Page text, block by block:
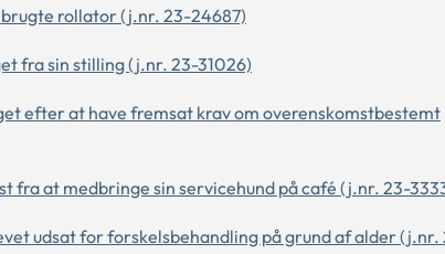
brugte rollator (j.nr. 23-24687)
fra sin stilling (j.nr. 23-31026)
efter at have fremsat krav om overenskomstbestemt
fra at medbringe sin servicehund på café (j.nr. 23-
udsat for forskelsbehandling på grund af alder (j.nr.